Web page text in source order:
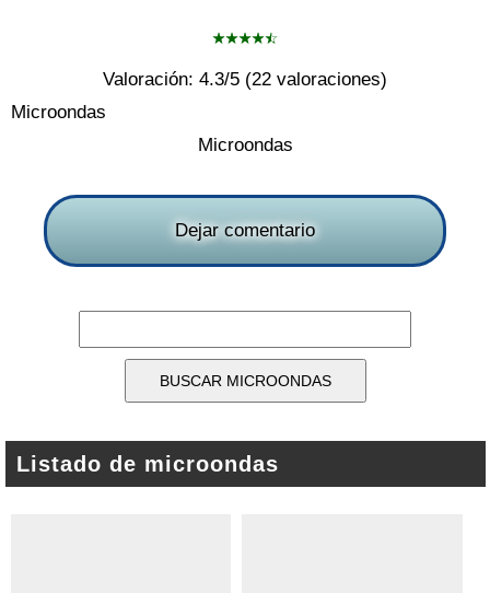
Valoración: 4.3/5 (22 valoraciones)
Microondas
Microondas
Dejar comentario
Listado de microondas